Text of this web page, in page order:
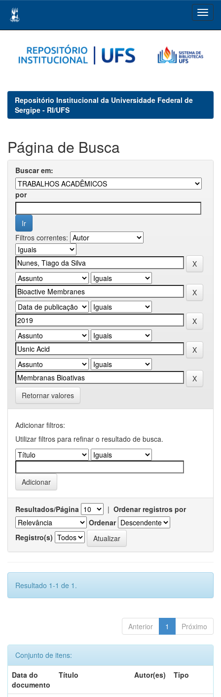
navigation
Repositório Institucional da Universidade Federal de
Sergipe - RI/UFS
Página de Busca
Buscar em:
por
Filtros correntes:
Retornar valores
Adicionar filtros:
Utilizar filtros para refinar o resultado de busca.
Resultados/Página | Ordenar registros por
Ordenar
Registro(s)
Resultado 1-1 de 1.
Anterior 1 Próximo
Conjunto de itens:
Data do
documento
Título Autor(es) Tipo